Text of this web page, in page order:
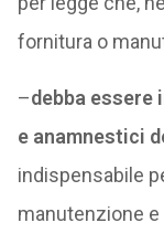
fornitura o
–debba essere
e anamnestici
indispensabile
manutenzione